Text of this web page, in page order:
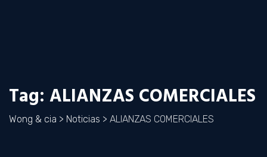
Tag: ALIANZAS COMERCIALES
Wong & cia > Noticias > ALIANZAS COMERCIALES